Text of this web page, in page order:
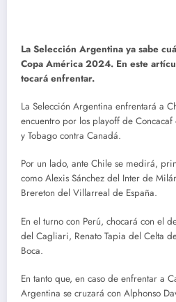
La Selección Argentina ya sabe
Copa América 2024. En este
tocará enfrentar.
La Selección Argentina enfrentará a
encuentro por los playoff de
y Tobago contra Canadá.
Por un lado, ante Chile se medirá,
como Alexis Sánchez del Inter de
Brereton del Villarreal de España.
En el turno con Perú, chocará con el
del Cagliari, Renato Tapia del Celta
Boca.
En tanto que, en caso de enfrentar a
Argentina se cruzará con Alphonso